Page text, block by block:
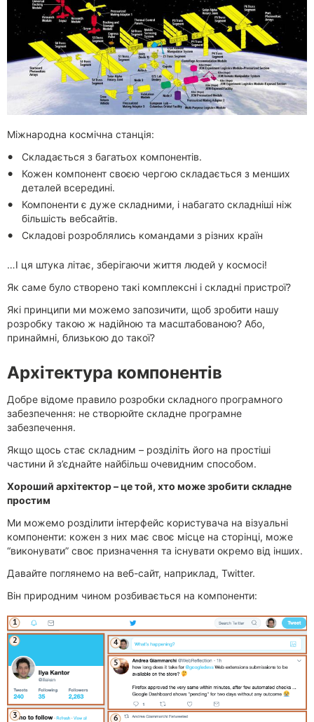
Міжнародна космічна станція:
Складається з багатьох компонентів.
Кожен компонент своєю чергою складається з менших
деталей всередині.
Компоненти є дуже складними, і набагато складніші ніж
більшість вебсайтів.
Складові розроблялись командами з різних країн
…І ця штука літає, зберігаючи життя людей у космосі!
Як саме було створено такі комплексні і складні пристрої?
Які принципи ми можемо запозичити, щоб зробити нашу
розробку такою ж надійною та масштабованою? Або,
принаймні, близькою до такої?
Архітектура компонентів
Добре відоме правило розробки складного програмного
забезпечення: не створюйте складне програмне
забезпечення.
Якщо щось стає складним – розділіть його на простіші
частини й з’єднайте найбільш очевидним способом.
Хороший архітектор – це той, хто може зробити складне
простим
Ми можемо розділити інтерфейс користувача на візуальні
компоненти: кожен з них має своє місце на сторінці, може
“виконувати” своє призначення та існувати окремо від інших.
Давайте поглянемо на веб-сайт, наприклад, Twitter.
Він природним чином розбивається на компоненти: